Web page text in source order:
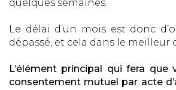
quelques semaines.
Le délai d’un mois est donc
dépassé, et cela dans le meilleur
L’élément principal qui fera que
consentement mutuel par acte